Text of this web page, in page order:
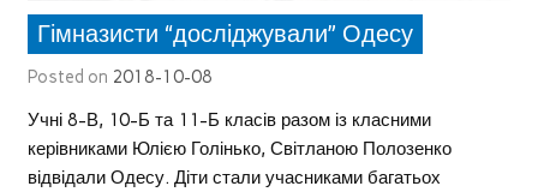
Гімназисти “досліджували” Одесу
Posted on 2018-10-08
Учні 8-В, 10-Б та 11-Б класів разом із класними
керівниками Юлією Голінько, Світланою Полозенко
відвідали Одесу. Діти стали учасниками багатьох